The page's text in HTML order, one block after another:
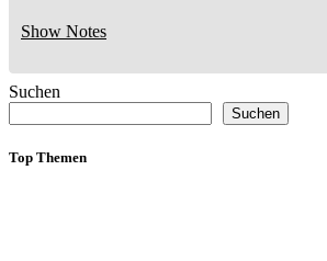
Show Notes
Suchen
Suchen
Top Themen